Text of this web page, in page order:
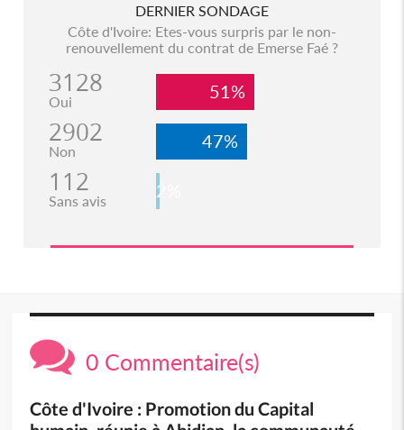
DERNIER SONDAGE
Côte d'Ivoire: Etes-vous surpris par le non-
renouvellement du contrat de Emerse Faé ?
3128
Oui 51%
2902
Non 47%
112
Sans avis 2%
0 Commentaire(s)
Côte d'Ivoire : Promotion du Capital